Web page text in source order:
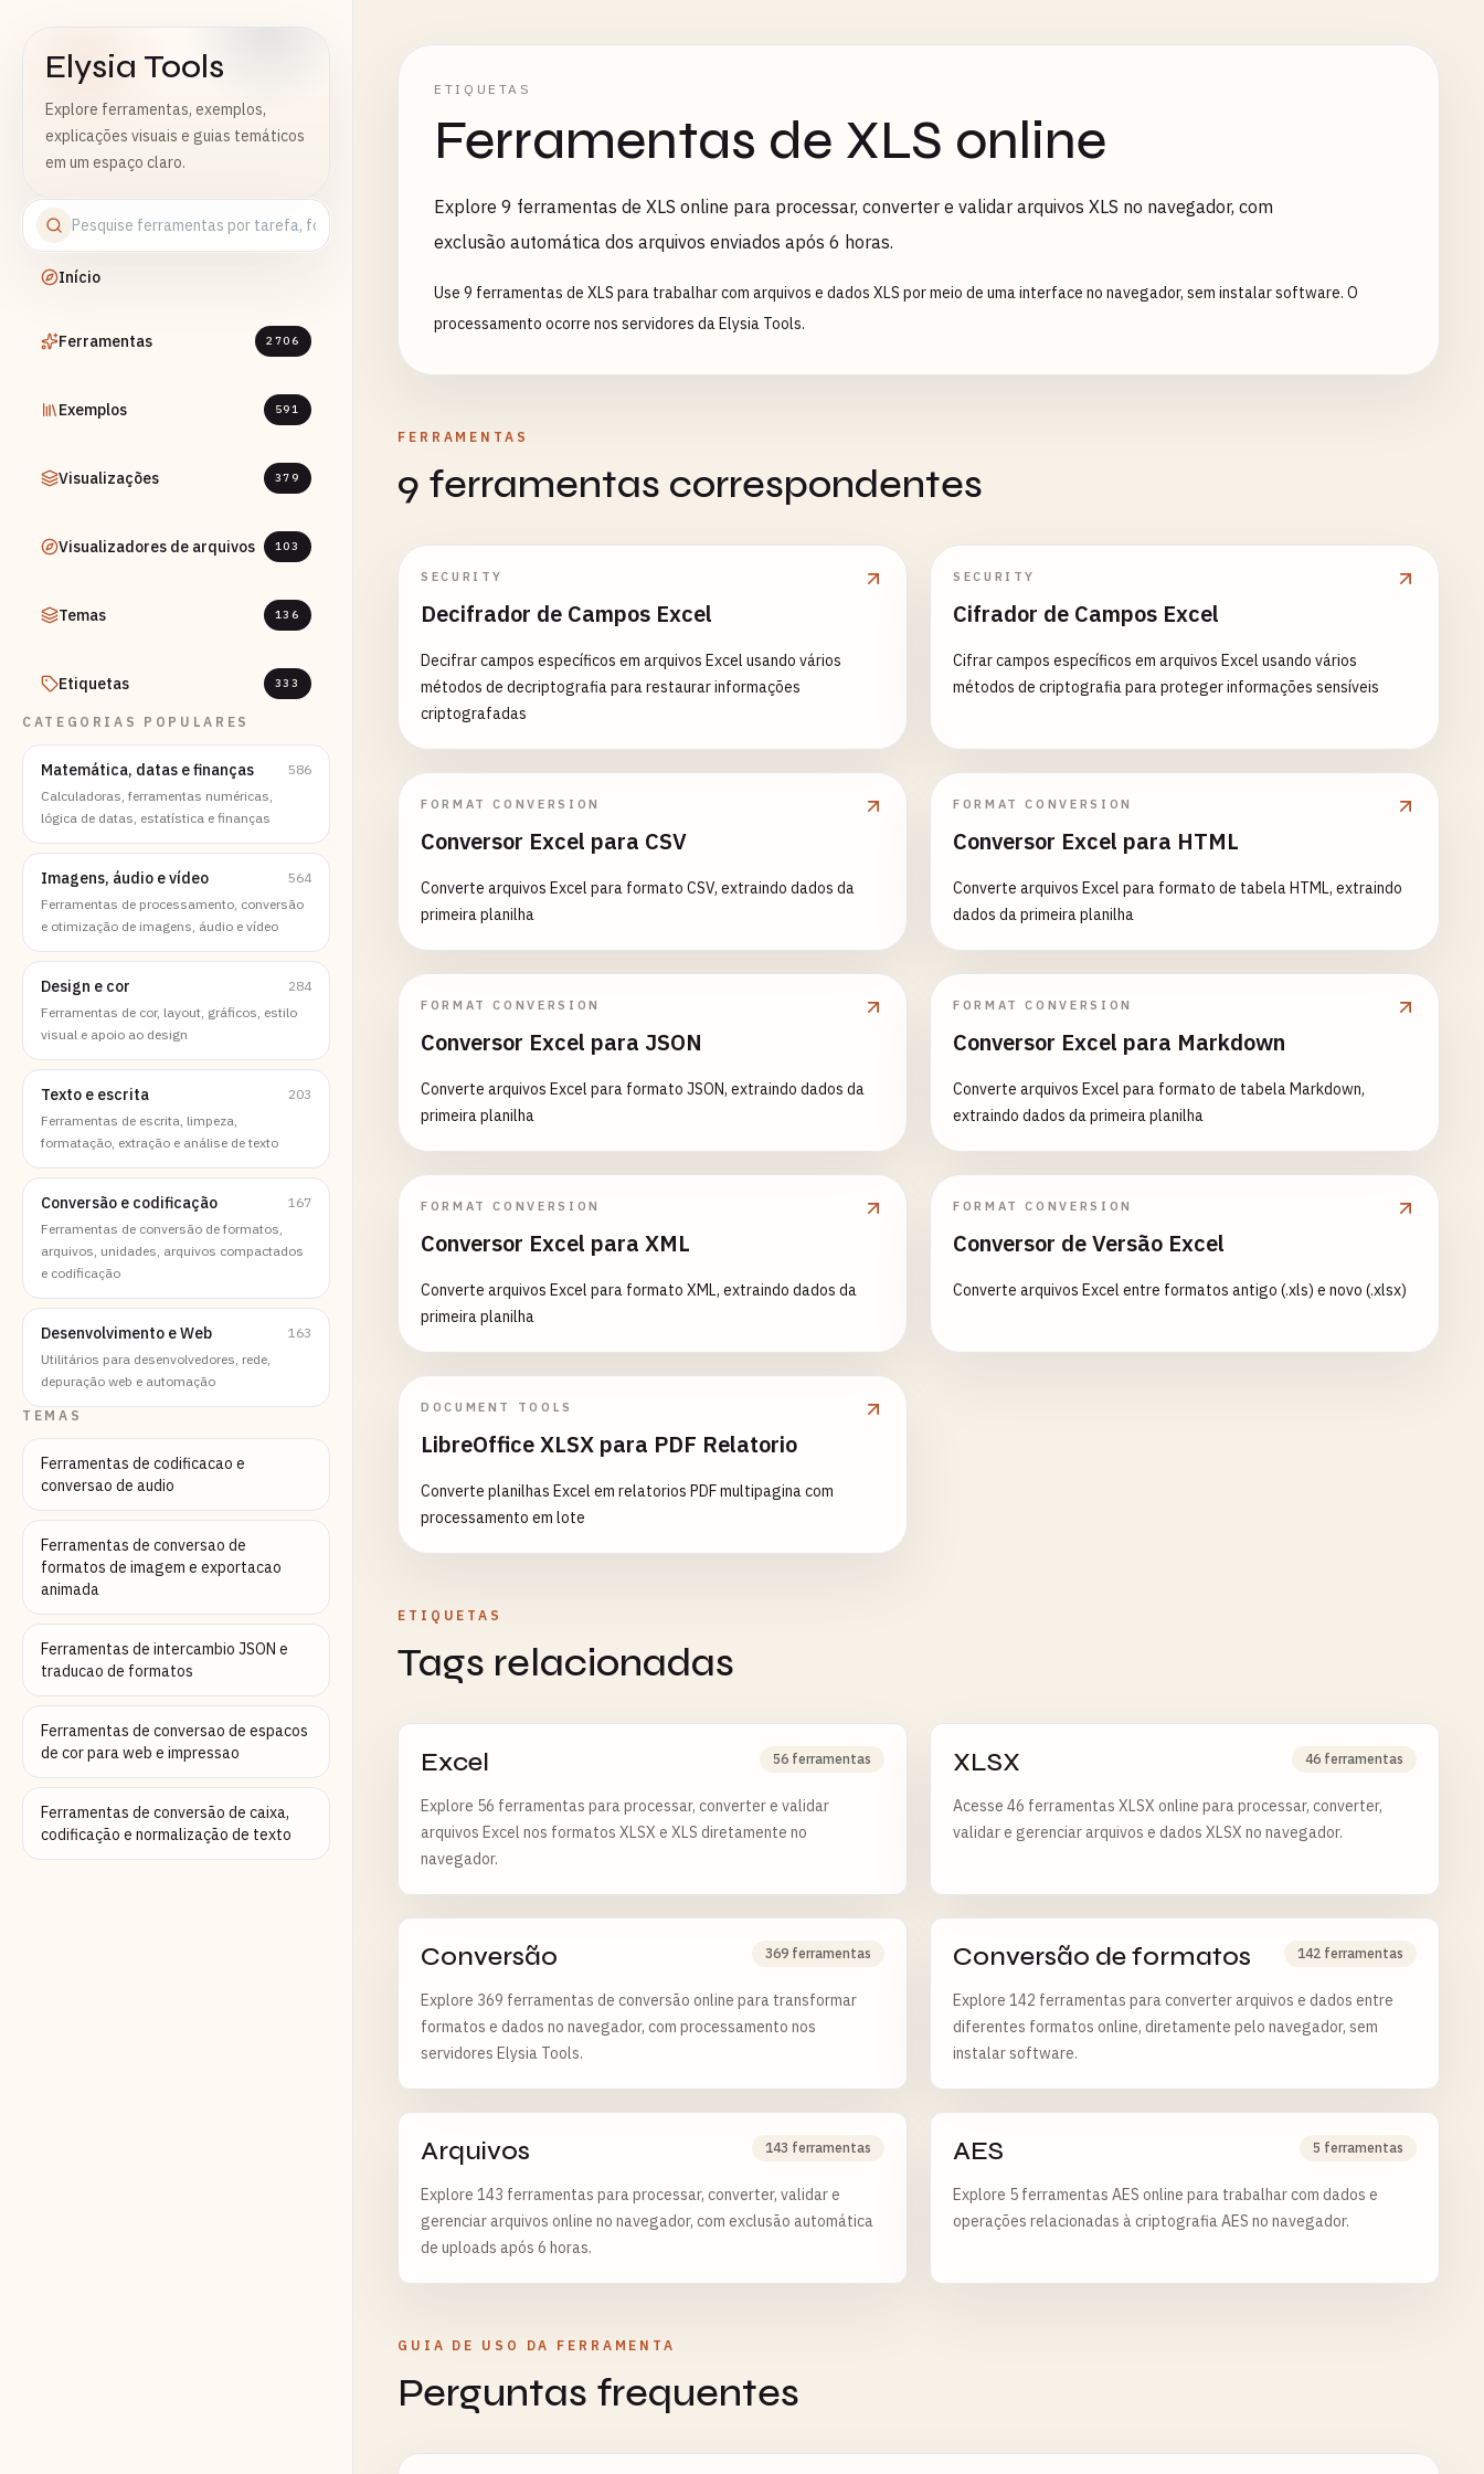
Elysia Tools
Explore ferramentas, exemplos,
explicações visuais e guias temáticos
em um espaço claro.
Início
Ferramentas 2706
Exemplos 591
Visualizações 379
Visualizadores de arquivos 103
Temas 136
Etiquetas 333
CATEGORIAS POPULARES
Matemática, datas e finanças
586
Calculadoras, ferramentas numéricas,
lógica de datas, estatística e finanças
Imagens, áudio e vídeo
564
Ferramentas de processamento, conversão
e otimização de imagens, áudio e vídeo
Design e cor
284
Ferramentas de cor, layout, gráficos, estilo
visual e apoio ao design
Texto e escrita
203
Ferramentas de escrita, limpeza,
formatação, extração e análise de texto
Conversão e codificação
167
Ferramentas de conversão de formatos,
arquivos, unidades, arquivos compactados
e codificação
Desenvolvimento e Web
163
Utilitários para desenvolvedores, rede,
depuração web e automação
TEMAS
Ferramentas de codificacao e
conversao de audio
Ferramentas de conversao de
formatos de imagem e exportacao
animada
Ferramentas de intercambio JSON e
traducao de formatos
Ferramentas de conversao de espacos
de cor para web e impressao
Ferramentas de conversão de caixa,
codificação e normalização de texto
ETIQUETAS
Ferramentas de XLS online
Explore 9 ferramentas de XLS online para processar, converter e validar arquivos XLS no navegador, com
exclusão automática dos arquivos enviados após 6 horas.
Use 9 ferramentas de XLS para trabalhar com arquivos e dados XLS por meio de uma interface no navegador, sem instalar software. O
processamento ocorre nos servidores da Elysia Tools.
FERRAMENTAS
9 ferramentas correspondentes
SECURITY
Decifrador de Campos Excel
Decifrar campos específicos em arquivos Excel usando vários
métodos de decriptografia para restaurar informações
criptografadas
SECURITY
Cifrador de Campos Excel
Cifrar campos específicos em arquivos Excel usando vários
métodos de criptografia para proteger informações sensíveis
FORMAT CONVERSION
Conversor Excel para CSV
Converte arquivos Excel para formato CSV, extraindo dados da
primeira planilha
FORMAT CONVERSION
Conversor Excel para HTML
Converte arquivos Excel para formato de tabela HTML, extraindo
dados da primeira planilha
FORMAT CONVERSION
Conversor Excel para JSON
Converte arquivos Excel para formato JSON, extraindo dados da
primeira planilha
FORMAT CONVERSION
Conversor Excel para Markdown
Converte arquivos Excel para formato de tabela Markdown,
extraindo dados da primeira planilha
FORMAT CONVERSION
Conversor Excel para XML
Converte arquivos Excel para formato XML, extraindo dados da
primeira planilha
FORMAT CONVERSION
Conversor de Versão Excel
Converte arquivos Excel entre formatos antigo (.xls) e novo (.xlsx)
DOCUMENT TOOLS
LibreOffice XLSX para PDF Relatorio
Converte planilhas Excel em relatorios PDF multipagina com
processamento em lote
ETIQUETAS
Tags relacionadas
Excel 56 ferramentas
Explore 56 ferramentas para processar, converter e validar
arquivos Excel nos formatos XLSX e XLS diretamente no
navegador.
XLSX 46 ferramentas
Acesse 46 ferramentas XLSX online para processar, converter,
validar e gerenciar arquivos e dados XLSX no navegador.
Conversão 369 ferramentas
Explore 369 ferramentas de conversão online para transformar
formatos e dados no navegador, com processamento nos
servidores Elysia Tools.
Conversão de formatos 142 ferramentas
Explore 142 ferramentas para converter arquivos e dados entre
diferentes formatos online, diretamente pelo navegador, sem
instalar software.
Arquivos 143 ferramentas
Explore 143 ferramentas para processar, converter, validar e
gerenciar arquivos online no navegador, com exclusão automática
de uploads após 6 horas.
AES 5 ferramentas
Explore 5 ferramentas AES online para trabalhar com dados e
operações relacionadas à criptografia AES no navegador.
GUIA DE USO DA FERRAMENTA
Perguntas frequentes